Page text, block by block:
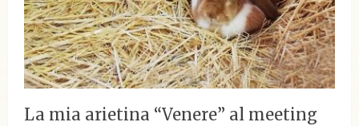
La mia arietina “Venere” al meeting